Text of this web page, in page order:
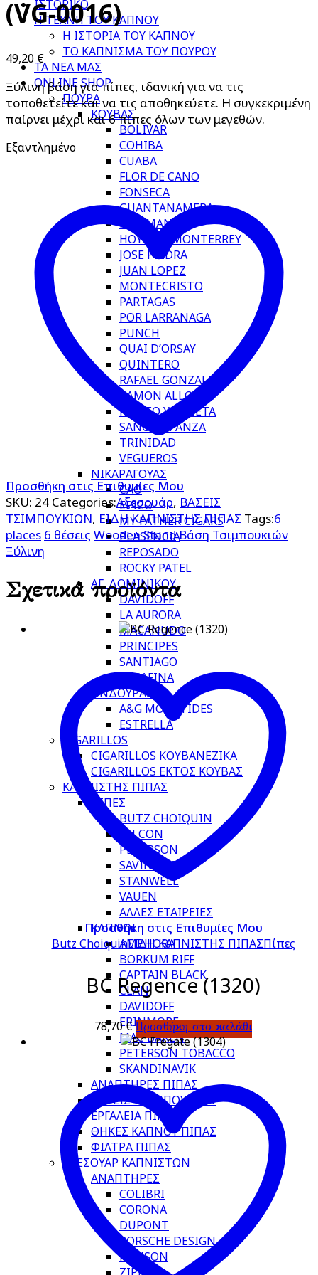
ΙΣΤΟΡΙΚΟ
Η ΤΕΧΝΗ ΤΟΥ ΚΑΠΝΟΥ
Η ΙΣΤΟΡΙΑ ΤΟΥ ΚΑΠΝΟΥ
ΤΟ ΚΑΠΝΙΣΜΑ ΤΟΥ ΠΟΥΡΟΥ
ΤΑ ΝΕΑ ΜΑΣ
ONLINE SHOP
ΠΟΥΡΑ
ΚΟΥΒΑΣ
BOLIVAR
COHIBA
CUABA
FLOR DE CANO
FONSECA
GUANTANAMERA
H.UPMANN
HOYO DE MONTERREY
JOSE PIEDRA
JUAN LOPEZ
MONTECRISTO
PARTAGAS
POR LARRANAGA
PUNCH
QUAI D’ORSAY
QUINTERO
RAFAEL GONZALEZ
RAMON ALLONES
ROMEO Y JULIETA
SANCHO PANZA
TRINIDAD
VEGUEROS
ΝΙΚΑΡΑΓΟΥΑΣ
CAO
EPICO
MY FATHER CIGARS
PLASENCIA
REPOSADO
ROCKY PATEL
ΑΓ. ΔΟΜΙΝΙΚΟΥ
DAVIDOFF
LA AURORA
MACANUDO
PRINCIPES
SANTIAGO
VEGAFINA
ΟΝΔΟΥΡΑΣ
A&G MOURTIDES
ESTRELLA
CIGARILLOS
CIGARILLOS ΚΟΥΒΑΝΕΖΙΚΑ
CIGARILLOS ΕΚΤΟΣ ΚΟΥΒΑΣ
ΚΑΠΝΙΣΤΗΣ ΠΙΠΑΣ
ΠΙΠΕΣ
BUTZ CHOIQUIN
FALCON
PETERSON
SAVINELLI
STANWELL
VAUEN
ΑΛΛΕΣ ΕΤΑΙΡΕΙΕΣ
ΚΑΠΝΟΙ
AMPHORA
BORKUM RIFF
CAPTAIN BLACK
CLAN
DAVIDOFF
ERINMORE
MAC BAREN
PETERSON TOBACCO
SKANDINAVIK
ΑΝΑΠΤΗΡΕΣ ΠΙΠΑΣ
ΒΑΣΕΙΣ ΤΣΙΜΠΟΥΚΙΩΝ
ΕΡΓΑΛΕΙΑ ΠΙΠΑΣ
ΘΗΚΕΣ ΚΑΠΝΟΥ ΠΙΠΑΣ
ΦΙΛΤΡΑ ΠΙΠΑΣ
ΑΞΕΣΟΥΑΡ ΚΑΠΝΙΣΤΩΝ
ΑΝΑΠΤΗΡΕΣ
COLIBRI
CORONA
DUPONT
PORSCHE DESIGN
RONSON
(VG-0016)
49,20 €
Ξύλινη βάση για πίπες, ιδανική για να τις
τοποθετείτε και να τις αποθηκεύετε. Η συγκεκριμένη
παίρνει μέχρι και 6 πίπες όλων των μεγεθών.
Εξαντλημένο
Προσθήκη στις Επιθυμίες Μου
SKU: 24 Categories:Αξεσουάρ, ΒΑΣΕΙΣ
ΤΣΙΜΠΟΥΚΙΩΝ, ΕΙΔΗ ΚΑΠΝΙΣΤΗΣ ΠΙΠΑΣ Tags:6
places 6 θέσεις Wooden StandΒάση Τσιμπουκιών
Ξύλινη
Σχετικά προϊόντα
Προσθήκη στις Επιθυμίες Μου
Butz ChoiquinΕΙΔΗ ΚΑΠΝΙΣΤΗΣ ΠΙΠΑΣΠίπες
BC Regence (1320)
78,70€ Προσθήκη στο καλάθι